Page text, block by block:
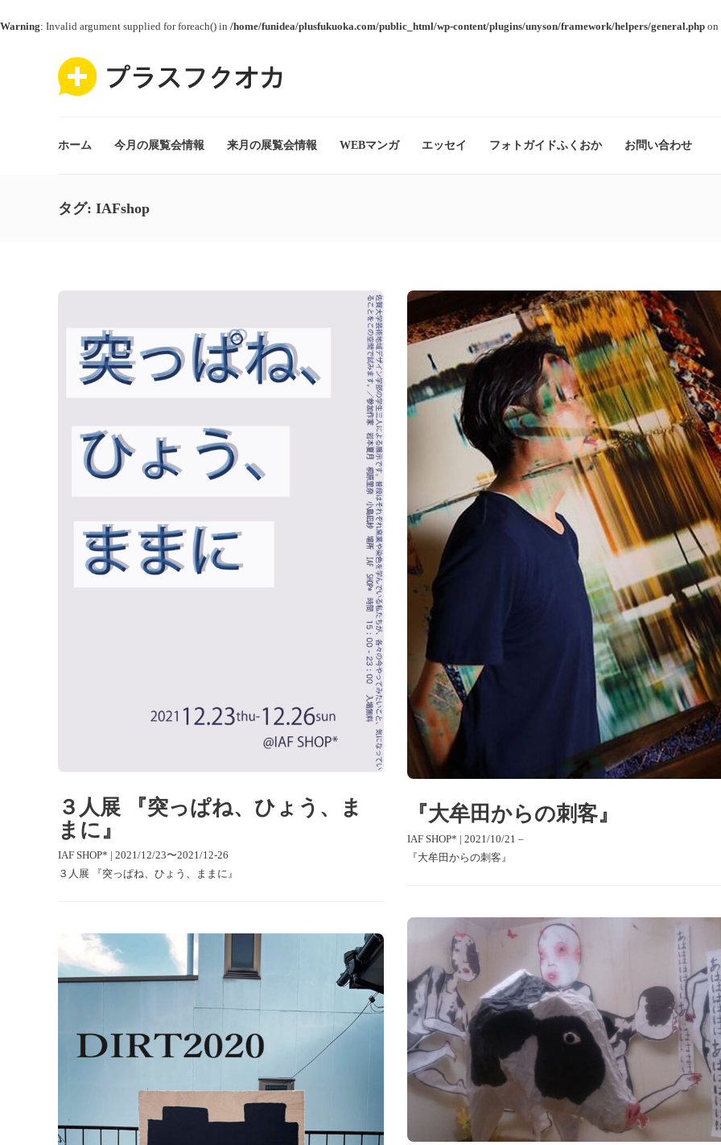
Warning: Invalid argument supplied for foreach() in /home/funidea/plusfukuoka.com/public_html/wp-content/plugins/unyson/framework/helpers/general.php
ホーム 今月の展覧会情報 来月の展覧会情報 WEBマンガ エッセイ フォトガイドふくおか お問い合わせ
タグ: IAFshop
３人展 『突っぱね、ひょう、ま
まに』
IAF SHOP* | 2021/12/23〜2021/12-26
３人展 『突っぱね、ひょう、ままに』
『大牟田からの刺客』
IAF SHOP* | 2021/10/21 –
『大牟田からの刺客』